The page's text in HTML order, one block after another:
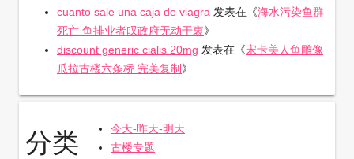
cuanto sale una caja de viagra 发表在《海水污染鱼群
死亡 鱼排业者叹政府无动于衷》
discount generic cialis 20mg 发表在《宋卡美人鱼雕像
瓜拉古楼六条桥 完美复制 》
分类
今天-昨天-明天
古楼专题